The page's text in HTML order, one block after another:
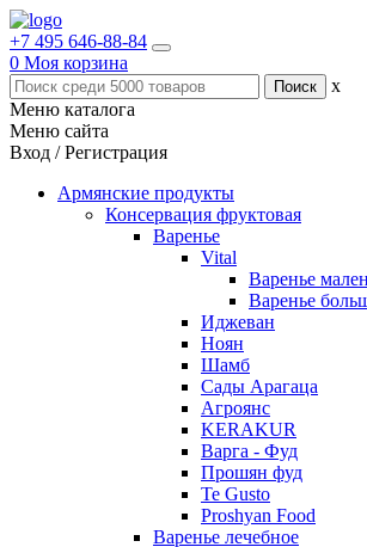
+7 495 646-88-84
0 Моя корзина
x
Меню каталога
Меню сайта
Вход / Регистрация
Армянские продукты
Консервация фруктовая
Варенье
Vital
Варенье
Варенье
Иджеван
Ноян
Шамб
Сады Арагаца
Агроянс
KERAKUR
Варга - Фуд
Прошян фуд
Te Gusto
Proshyan Food
Варенье лечебное